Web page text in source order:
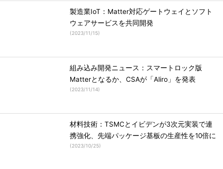
製造業IoT：Matter対応ゲートウェイとソフト
ウェアサービスを共同開発
(2023/11/15)
組み込み開発ニュース：スマートロック版
Matterとなるか、CSAが「Aliro」を発表
(2023/11/14)
材料技術：TSMCとイビデンが3次元実装で連
携強化、先端パッケージ基板の生産性を10倍に
(2023/10/25)